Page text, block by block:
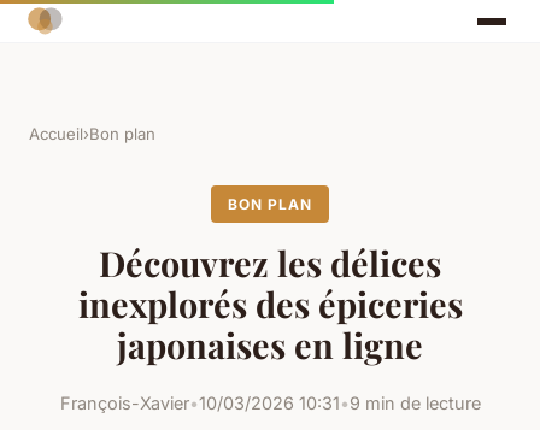
Accueil›Bon plan
BON PLAN
Découvrez les délices
inexplorés des épiceries
japonaises en ligne
François-Xavier•10/03/2026 10:31•9 min de lecture